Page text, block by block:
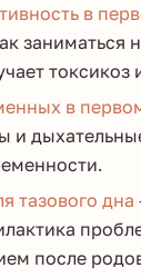
в
заниматься
токсикоз
в
и
тазового дна
после